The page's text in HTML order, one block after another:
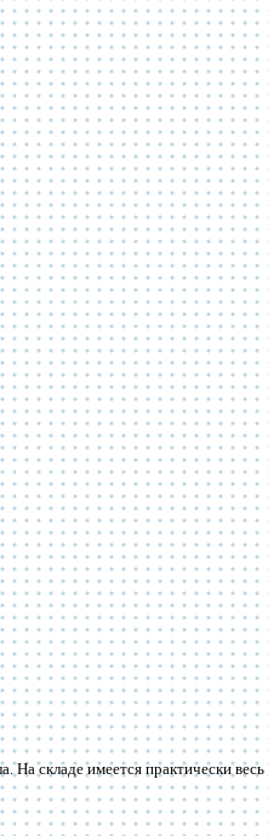
На складе имеется практически весь